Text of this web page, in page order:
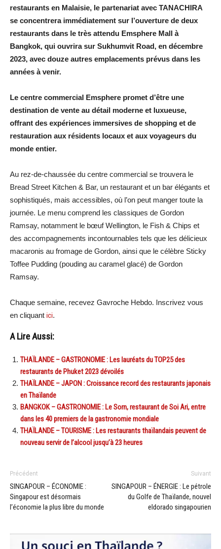
restaurants en Malaisie, le partenariat avec TANACHIRA
se concentrera immédiatement sur l’ouverture de deux
restaurants dans le très attendu Emsphere Mall à
Bangkok, qui ouvrira sur Sukhumvit Road, en décembre
2023, avec douze autres emplacements prévus dans les
années à venir.
Le centre commercial Emsphere promet d’être une
destination de vente au détail moderne et luxueuse,
offrant des expériences immersives de shopping et de
restauration aux résidents locaux et aux voyageurs du
monde entier.
Au rez-de-chaussée du centre commercial se trouvera le
Bread Street Kitchen & Bar, un restaurant et un bar élégants et
sophistiqués, mais accessibles, où l’on peut manger toute la
journée. Le menu comprend les classiques de Gordon
Ramsay, notamment le bœuf Wellington, le Fish & Chips et
des accompagnements incontournables tels que les délicieux
macaronis au fromage de Gordon, ainsi que le célèbre Sticky
Toffee Pudding (pouding au caramel glacé) de Gordon
Ramsay.
Chaque semaine, recevez Gavroche Hebdo. Inscrivez vous
en cliquant ici.
A Lire Aussi:
THAÏLANDE – GASTRONOMIE : Les lauréats du TOP25 des
restaurants de Phuket 2023 dévoilés
THAÏLANDE – JAPON : Croissance record des restaurants japonais
en Thaïlande
BANGKOK – GASTRONOMIE : Le Sorn, restaurant de Soi Ari, entre
dans les 40 premiers de la gastronomie mondiale
THAÏLANDE – TOURISME : Les restaurants thaïlandais peuvent de
nouveau servir de l’alcool jusqu’à 23 heures
Précédent
SINGAPOUR – ÉCONOMIE :
Singapour est désormais
l’économie la plus libre du monde
Suivant
SINGAPOUR – ÉNERGIE : Le pétrole
du Golfe de Thaïlande, nouvel
eldorado singapourien